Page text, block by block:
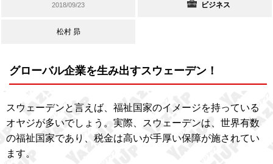
2018/09/23 ビジネス
松村 昴
グローバル企業を生み出すスウェーデン！
スウェーデンと言えば、福祉国家のイメージを持っている
オヤジが多いでしょう。実際、スウェーデンは、世界有数
の福祉国家であり、税金は高いが手厚い保障が施されてい
ます。